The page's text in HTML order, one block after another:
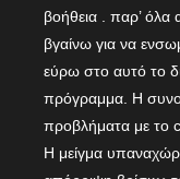
βοήθεια . παρ’ όλα
βγαίνω για να
εύρω στο αυτό το
πρόγραμμα. Η
προβλήματα με το
Η μείγμα